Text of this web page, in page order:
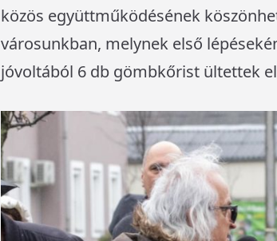
közös együttműködésének
városunkban, melynek első
jóvoltából 6 db gömbkőrist ültettek